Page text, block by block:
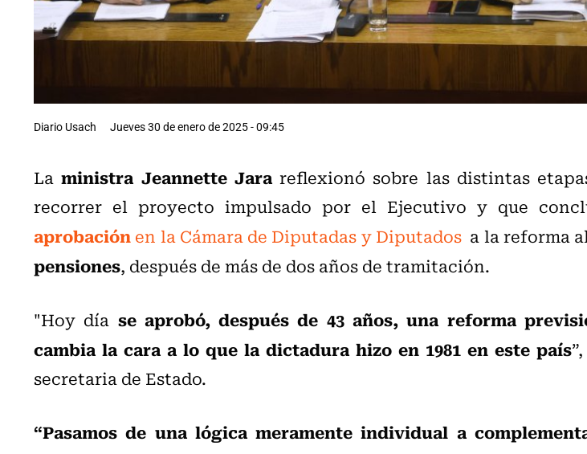
Diario Usach Jueves 30 de enero de 2025 - 09:45
Laministra Jeannette Jarareflexionó sobre las distintas
recorrer el proyecto impulsado por el Ejecutivo y que
aprobaciónen la Cámara de Diputadas y Diputadosa la reforma
pensiones, después de más de dos años de tramitación.
"Hoy día se aprobó, después de 43 años, una reforma
cambia la cara a lo que la dictadura hizo en 1981 en este país
secretaria de Estado.
“Pasamos de una lógica meramente individual a